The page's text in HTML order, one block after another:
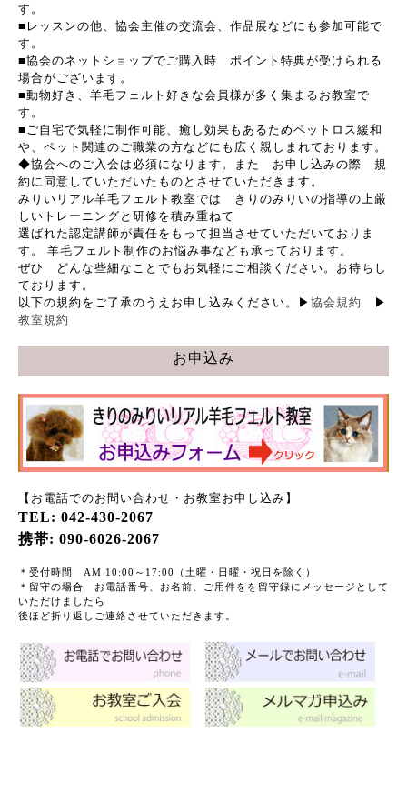
す。
■レッスンの他、協会主催の交流会、作品展などにも参加可能で
す。
■協会のネットショップでご購入時 ポイント特典が受けられる
場合がございます。
■動物好き、羊毛フェルト好きな会員様が多く集まるお教室で
す。
■ご自宅で気軽に制作可能、癒し効果もあるためペットロス緩和
や、ペット関連のご職業の方などにも広く親しまれております。
◆協会へのご入会は必須になります。また お申し込みの際 規
約に同意していただいたものとさせていただきます。
みりいリアル羊毛フェルト教室では きりのみりいの指導の上厳
しいトレーニングと研修を積み重ねて
選ばれた認定講師が責任をもって担当させていただいておりま
す。 羊毛フェルト制作のお悩み事なども承っております。
ぜひ どんな些細なことでもお気軽にご相談ください。お待ちし
ております。
以下の規約をご了承のうえお申し込みください。▶ 協会規約
▶
教室規約
お申込み
【お電話でのお問い合わせ・お教室お申し込み】
TEL: 042-430-2067
携帯: 090-6026-2067
＊受付時間 AM 10:00～17:00（土曜・日曜・祝日を除く）
＊留守の場合 お電話番号、お名前、ご用件をを留守録にメッセージとして
いただけましたら
後ほど折り返しご連絡させていただきます。